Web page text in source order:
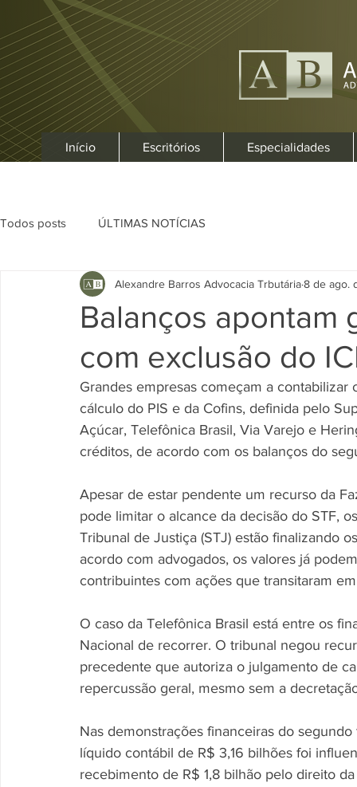
Início Escritórios Especialidades
Todos posts ÚLTIMAS NOTÍCIAS
Balanços apontam
com exclusão do
Alexandre Barros Advocacia Trbutária8 de ago.
Grandes empresas começam a
cálculo do PIS e da Cofins, definida pelo
Açúcar, Telefônica Brasil, Via Varejo e
créditos, de acordo com os balanços do
Apesar de estar pendente um recurso da
pode limitar o alcance da decisão do STF,
Tribunal de Justiça (STJ) estão finalizando
acordo com advogados, os valores já
contribuintes com ações que transitaram
O caso da Telefônica Brasil está entre os
Nacional de recorrer. O tribunal negou
precedente que autoriza o julgamento de
repercussão geral, mesmo sem a
Nas demonstrações financeiras do
líquido contábil de R$ 3,16 bilhões foi
recebimento de R$ 1,8 bilhão pelo direito